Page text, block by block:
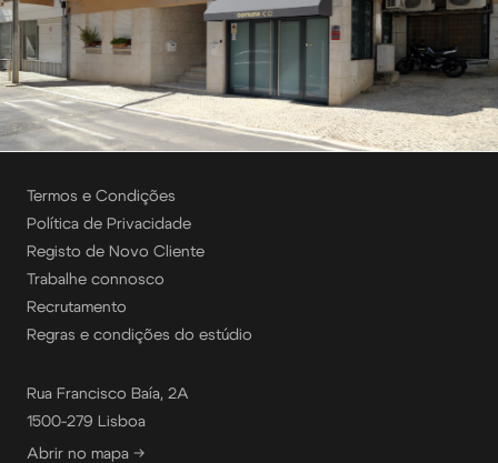
Termos e Condições
Política de Privacidade
Registo de Novo Cliente
Trabalhe connosco
Recrutamento
Regras e condições do estúdio
Rua Francisco Baía, 2A
1500-279 Lisboa
Abrir no mapa →